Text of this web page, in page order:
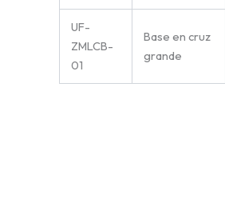
UF-
ZMLCB-
01
Base en cruz
grande